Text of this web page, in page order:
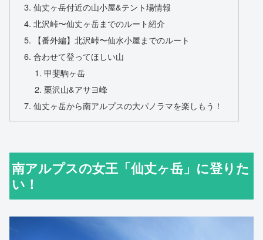
仙丈ヶ岳付近の山小屋&テント場情報
北沢峠〜仙丈ヶ岳までのルート紹介
【番外編】北沢峠〜仙水小屋までのルート
合わせて登ってほしい山
甲斐駒ヶ岳
栗沢山&アサヨ峰
仙丈ヶ岳から南アルプスの大パノラマを楽しもう！
南アルプスの女王「仙丈ヶ岳」に登りた
い！